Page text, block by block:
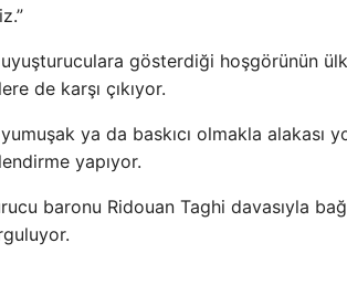
gösterdiği hoşgörünün
de karşı çıkıyor.
yumuşak ya da baskıcı olmakla
yapıyor.
baronu Ridouan Taghi davasıyla